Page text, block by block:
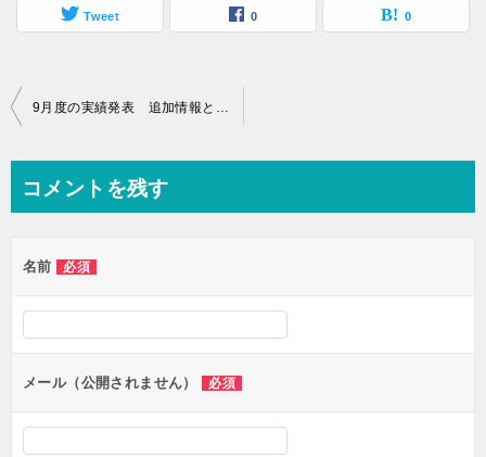
Tweet 0 0
投
ビ
ー
シ
ン
9月度の実績発表 追加情報というか・・・改訂です
コメントを残す
名前 必須
メール（公開されません） 必須